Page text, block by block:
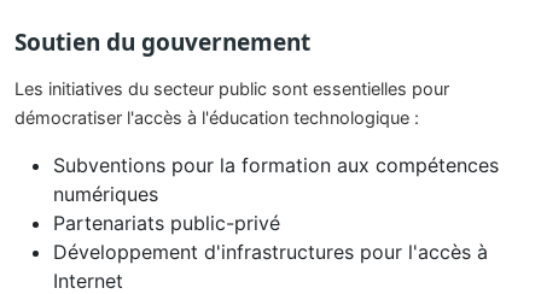
Soutien du gouvernement
Les initiatives du secteur public sont essentielles pour
démocratiser l'accès à l'éducation technologique :
Subventions pour la formation aux compétences
numériques
Partenariats public-privé
Développement d'infrastructures pour l'accès à
Internet